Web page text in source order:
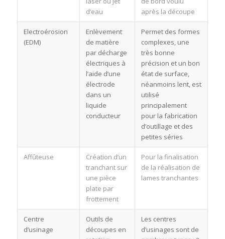
d’eau
après la découpe
Electroérosion
(EDM)
Enlèvement
de matière
par décharge
électriques à
l’aide d’une
électrode
dans un
liquide
conducteur
Permet des formes
complexes, une
très bonne
précision et un bon
état de surface,
néanmoins lent, est
utilisé
principalement
pour la fabrication
d’outillage et des
petites séries
Affûteuse
Création d’un
tranchant sur
une pièce
plate par
frottement
Pour la finalisation
de la réalisation de
lames tranchantes
Centre
d’usinage
Outils de
découpes en
Les centres
d’usinages sont de